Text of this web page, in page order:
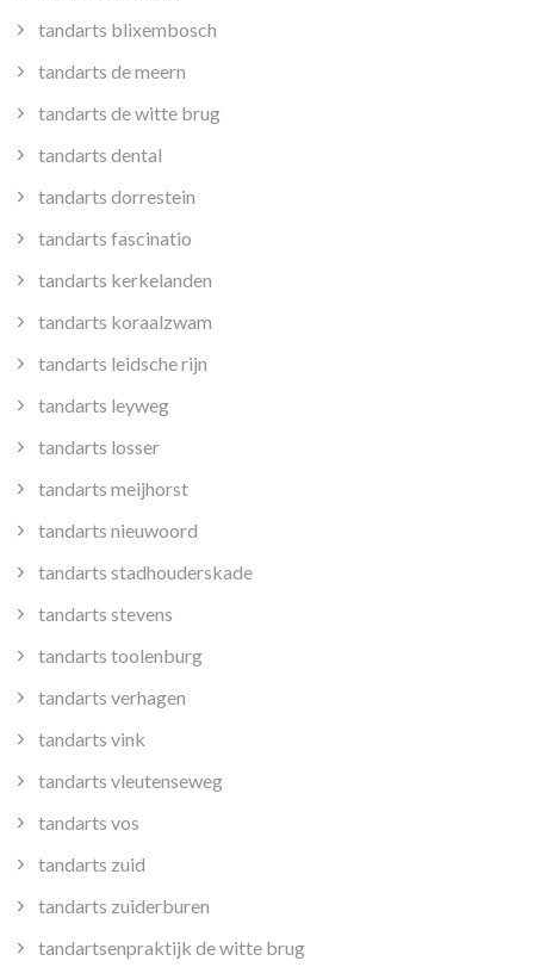
tandarts blixembosch
tandarts de meern
tandarts de witte brug
tandarts dental
tandarts dorrestein
tandarts fascinatio
tandarts kerkelanden
tandarts koraalzwam
tandarts leidsche rijn
tandarts leyweg
tandarts losser
tandarts meijhorst
tandarts nieuwoord
tandarts stadhouderskade
tandarts stevens
tandarts toolenburg
tandarts verhagen
tandarts vink
tandarts vleutenseweg
tandarts vos
tandarts zuid
tandarts zuiderburen
tandartsenpraktijk de witte brug